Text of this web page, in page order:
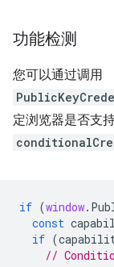
功能检测
您可以通过调用
定浏览器是否支
if (window.
const
if (
//